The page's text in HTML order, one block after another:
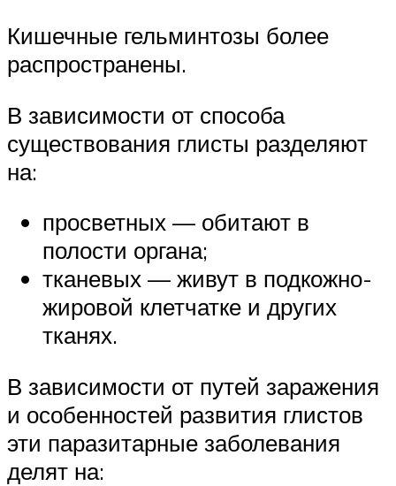
Кишечные гельминтозы более
распространены.
В зависимости от способа
существования глисты разделяют
на:
просветных — обитают в
полости органа;
тканевых — живут в подкожно-
жировой клетчатке и других
тканях.
В зависимости от путей заражения
и особенностей развития глистов
эти паразитарные заболевания
делят на: